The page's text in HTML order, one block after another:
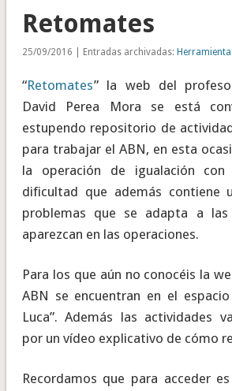
Retomates
25/09/2016 | Entradas archivadas:
“Retomates” la web del
David Perea Mora se está
estupendo repositorio de
para trabajar el ABN, en esta
la operación de igualación
dificultad que además contiene
problemas que se adapta a las
aparezcan en las operaciones.
Para los que aún no conocéis la
ABN se encuentran en el
Luca”. Además las actividades
por un vídeo explicativo de cómo
Recordamos que para acceder